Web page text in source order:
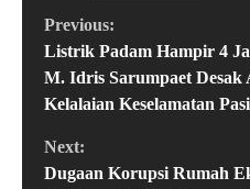
Previous:
Listrik Padam Hampir 4
M. Idris Sarumpaet Desak
Kelalaian Keselamatan
Next:
Dugaan Korupsi Rumah